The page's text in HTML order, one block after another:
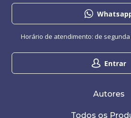
Entrar
Horário de atendimento: de
Autores
Todos os